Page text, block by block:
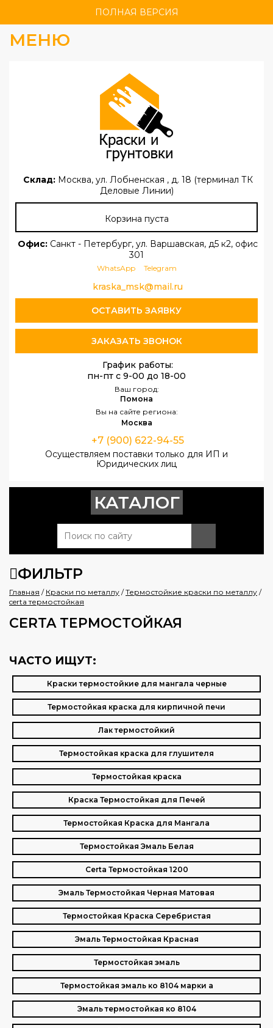
ПОЛНАЯ ВЕРСИЯ
МЕНЮ
Склад:Москва, ул. Лобненская , д. 18 (терминал ТК
Деловые Линии)
Корзина пуста
Офис: Санкт - Петербург, ул. Варшавская, д5 к2, офис
301
WhatsApp Telegram
kraska_msk@mail.ru
ОСТАВИТЬ ЗАЯВКУ
ЗАКАЗАТЬ ЗВОНОК
График работы:
пн-пт с 9-00 до 18-00
Ваш город:
Помона
Вы на сайте региона:
Москва
+7 (900) 622-94-55
Осуществляем поставки только для ИП и
Юридических лиц
КАТАЛОГ
ФИЛЬТР
Главная / Краски по металлу /Термостойкие краски по металлу /
certa термостойкая
CERTA ТЕРМОСТОЙКАЯ
ЧАСТО ИЩУТ:
Краски термостойкие для мангала черные
Термостойкая краска для кирпичной печи
Лак термостойкий
Термостойкая краска для глушителя
Термостойкая краска
Краска Термостойкая для Печей
Термостойкая Краска для Мангала
Термостойкая Эмаль Белая
Certa Термостойкая 1200
Эмаль Термостойкая Черная Матовая
Термостойкая Краска Серебристая
Эмаль Термостойкая Красная
Термостойкая эмаль
Термостойкая эмаль ко 8104 марки а
Эмаль термостойкая ко 8104